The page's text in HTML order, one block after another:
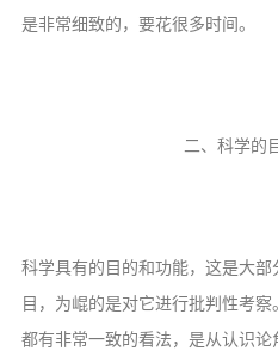
是非常细致的，要花很多时间。
二、科学的
科学具有的目的和功能，这是大
目，为崐的是对它进行批判性考
都有非常一致的看法，是从认识